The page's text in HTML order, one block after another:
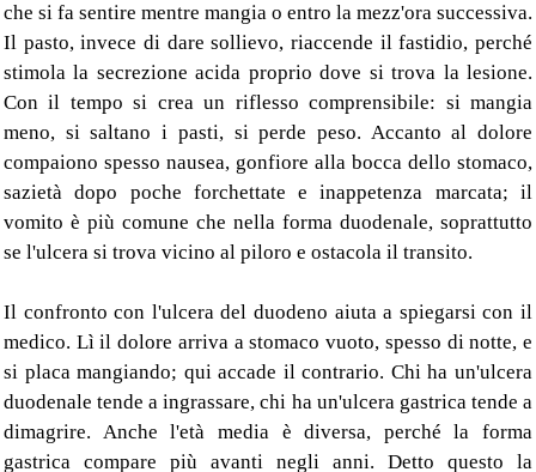
che si fa sentire mentre mangia o entro la mezz'ora successiva.
Il pasto, invece di dare sollievo, riaccende il fastidio, perché
stimola la secrezione acida proprio dove si trova la lesione.
Con il tempo si crea un riflesso comprensibile: si mangia
meno, si saltano i pasti, si perde peso. Accanto al dolore
compaiono spesso nausea, gonfiore alla bocca dello stomaco,
sazietà dopo poche forchettate e inappetenza marcata; il
vomito è più comune che nella forma duodenale, soprattutto
se l'ulcera si trova vicino al piloro e ostacola il transito.
Il confronto con l'ulcera del duodeno aiuta a spiegarsi con il
medico. Lì il dolore arriva a stomaco vuoto, spesso di notte, e
si placa mangiando; qui accade il contrario. Chi ha un'ulcera
duodenale tende a ingrassare, chi ha un'ulcera gastrica tende a
dimagrire. Anche l'età media è diversa, perché la forma
gastrica compare più avanti negli anni. Detto questo la